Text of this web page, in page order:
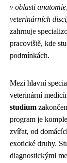
v oblasti
veterinárních
zahrnuje
pracoviště, kde
podmínkách.
Mezi hlavní
veterinární
studium
program je
zvířat, od
exotické druhy.
diagnostickými